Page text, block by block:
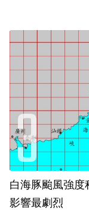
白海豚颱風強度
影響最劇烈